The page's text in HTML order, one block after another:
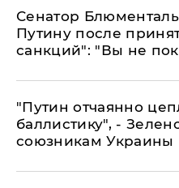
Сенатор
Путину после
санкций": "Вы не
"Путин отчаянно
баллистику", -
союзникам Украины